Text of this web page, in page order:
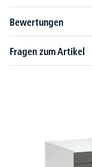
Bewertungen
Fragen zum Artikel